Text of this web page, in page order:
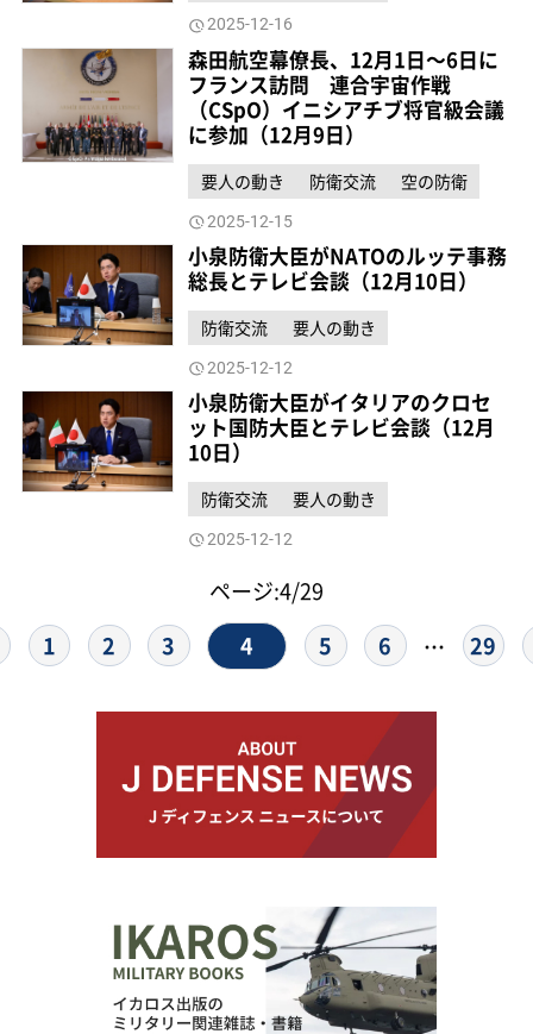
2025-12-16
森田航空幕僚長、12月1日～6日に
フランス訪問 連合宇宙作戦
（CSpO）イニシアチブ将官級会議
に参加（12月9日）
要人の動き 防衛交流 空の防衛
2025-12-15
小泉防衛大臣がNATOのルッテ事務
総長とテレビ会談（12月10日）
防衛交流 要人の動き
2025-12-12
小泉防衛大臣がイタリアのクロセ
ット国防大臣とテレビ会談（12月
10日）
防衛交流 要人の動き
2025-12-12
ページ:4/29
1
2 3 4 5 6 … 29